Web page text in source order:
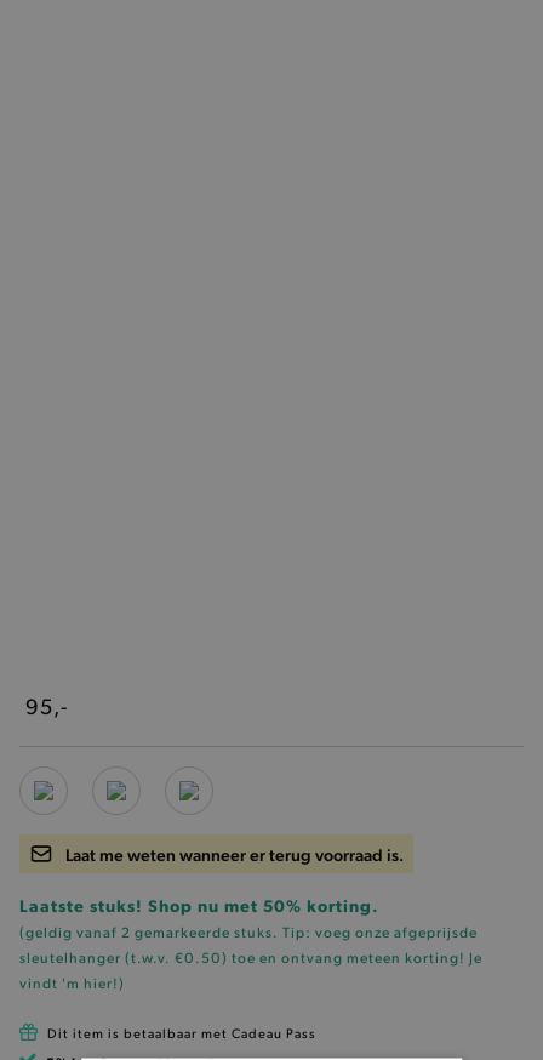
95,-
Laat me weten wanneer er terug voorraad is.
Laatste stuks! Shop nu met 50% korting.
(geldig vanaf 2 gemarkeerde stuks. Tip: voeg onze afgeprijsde
sleutelhanger (t.w.v. €0.50) toe en ontvang meteen korting! Je
vindt 'm hier!)
Dit item is betaalbaar met Cadeau Pass